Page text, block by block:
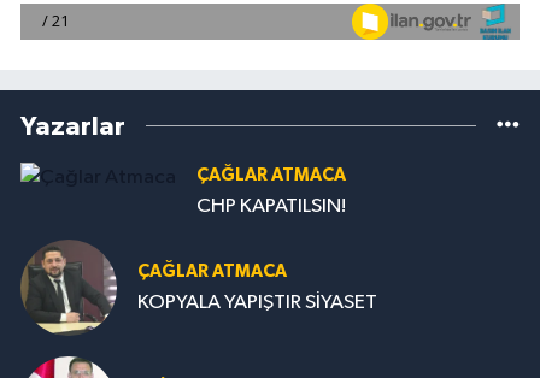
Yazarlar
ÇAĞLAR ATMACA
CHP KAPATILSIN!
ÇAĞLAR ATMACA
KOPYALA YAPIŞTIR SİYASET